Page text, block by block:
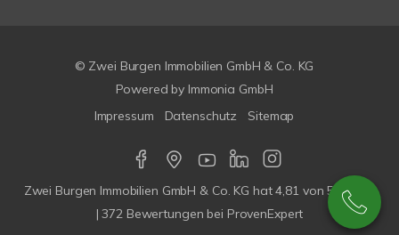
© Zwei Burgen Immobilien GmbH & Co. KG
Powered by Immonia GmbH
Impressum
Datenschutz Sitemap
Zwei Burgen Immobilien GmbH & Co. KG hat4,81 von5Sterne
|372 Bewertungen bei ProvenExpert